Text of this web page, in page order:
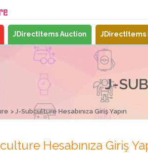
JDirectItems Auction
J-
J-Subculture Hesabınıza Giriş Yapın
Hesabınıza Giriş